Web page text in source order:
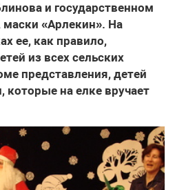
и государственном
маски «Арлекин». На
ее, как правило,
из всех сельских
представления, детей
которые на елке вручает